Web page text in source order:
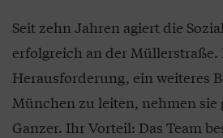
Seit zehn Jahren agiert die
erfolgreich an der Müllerstraße.
Herausforderung, ein weiteres
München zu leiten, nehmen sie
Ganzer. Ihr Vorteil: Das Team